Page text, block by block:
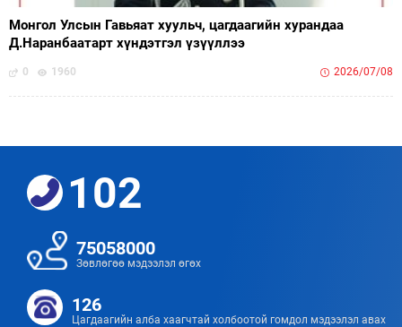
Монгол Улсын Гавьяат хуульч, цагдаагийн хурандаа
Д.Наранбаатарт хүндэтгэл үзүүллээ
0 1960 2026/07/08
102
75058000
Зөвлөгөө мэдээлэл өгөх
126
Цагдаагийн алба хаагчтай холбоотой гомдол мэдээлэл авах